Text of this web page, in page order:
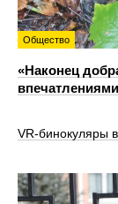
Общество
«Наконец
VR‑бинокуляры